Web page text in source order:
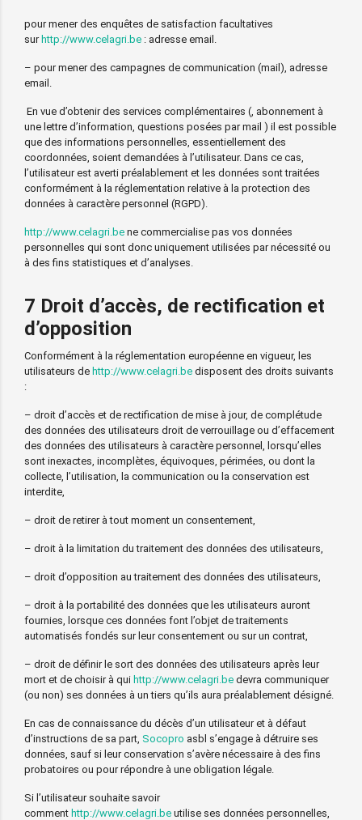
pour mener des enquêtes de satisfaction facultatives
sur http://www.celagri.be : adresse email.
– pour mener des campagnes de communication (mail), adresse
email.
En vue d’obtenir des services complémentaires (, abonnement à
une lettre d’information, questions posées par mail ) il est possible
que des informations personnelles, essentiellement des
coordonnées, soient demandées à l’utilisateur. Dans ce cas,
l’utilisateur est averti préalablement et les données sont traitées
conformément à la réglementation relative à la protection des
données à caractère personnel (RGPD).
http://www.celagri.be ne commercialise pas vos données
personnelles qui sont donc uniquement utilisées par nécessité ou
à des fins statistiques et d’analyses.
7 Droit d’accès, de rectification et
d’opposition
Conformément à la réglementation européenne en vigueur, les
utilisateurs de http://www.celagri.be disposent des droits suivants
:
– droit d’accès et de rectification de mise à jour, de complétude
des données des utilisateurs droit de verrouillage ou d’effacement
des données des utilisateurs à caractère personnel, lorsqu’elles
sont inexactes, incomplètes, équivoques, périmées, ou dont la
collecte, l’utilisation, la communication ou la conservation est
interdite,
– droit de retirer à tout moment un consentement,
– droit à la limitation du traitement des données des utilisateurs,
– droit d’opposition au traitement des données des utilisateurs,
– droit à la portabilité des données que les utilisateurs auront
fournies, lorsque ces données font l’objet de traitements
automatisés fondés sur leur consentement ou sur un contrat,
– droit de définir le sort des données des utilisateurs après leur
mort et de choisir à qui http://www.celagri.be devra communiquer
(ou non) ses données à un tiers qu’ils aura préalablement désigné.
En cas de connaissance du décès d’un utilisateur et à défaut
d’instructions de sa part, Socopro asbl s’engage à détruire ses
données, sauf si leur conservation s’avère nécessaire à des fins
probatoires ou pour répondre à une obligation légale.
Si l’utilisateur souhaite savoir
comment http://www.celagri.be utilise ses données personnelles,